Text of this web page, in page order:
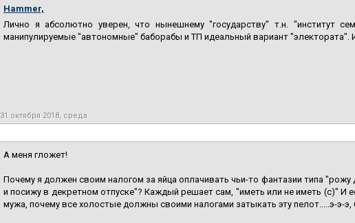
Hammer,
Лично я абсолютно уверен, что нынешнему "государству" т.н. "институт
манипулируемые "автономные" баборабы и ТП идеальный вариант
31 октября 2018, среда
А меня гложет!
Почему я должен своим налогом за яйца оплачивать чьи-то фантазии типа "рожу
и посижу в декретном отпуске"? Каждый решает сам, "иметь или не иметь (с)" И
мужа, почему все холостые должны своими налогами затыкать эту пелот.....э-э-э,